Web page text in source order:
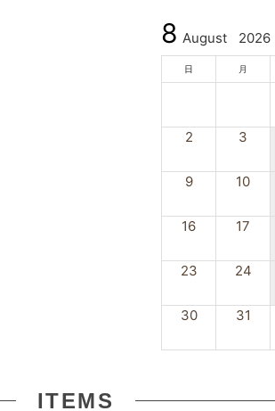
8 August 2026
日 月
2 3
9 10
16 17
23 24
30 31
ITEMS